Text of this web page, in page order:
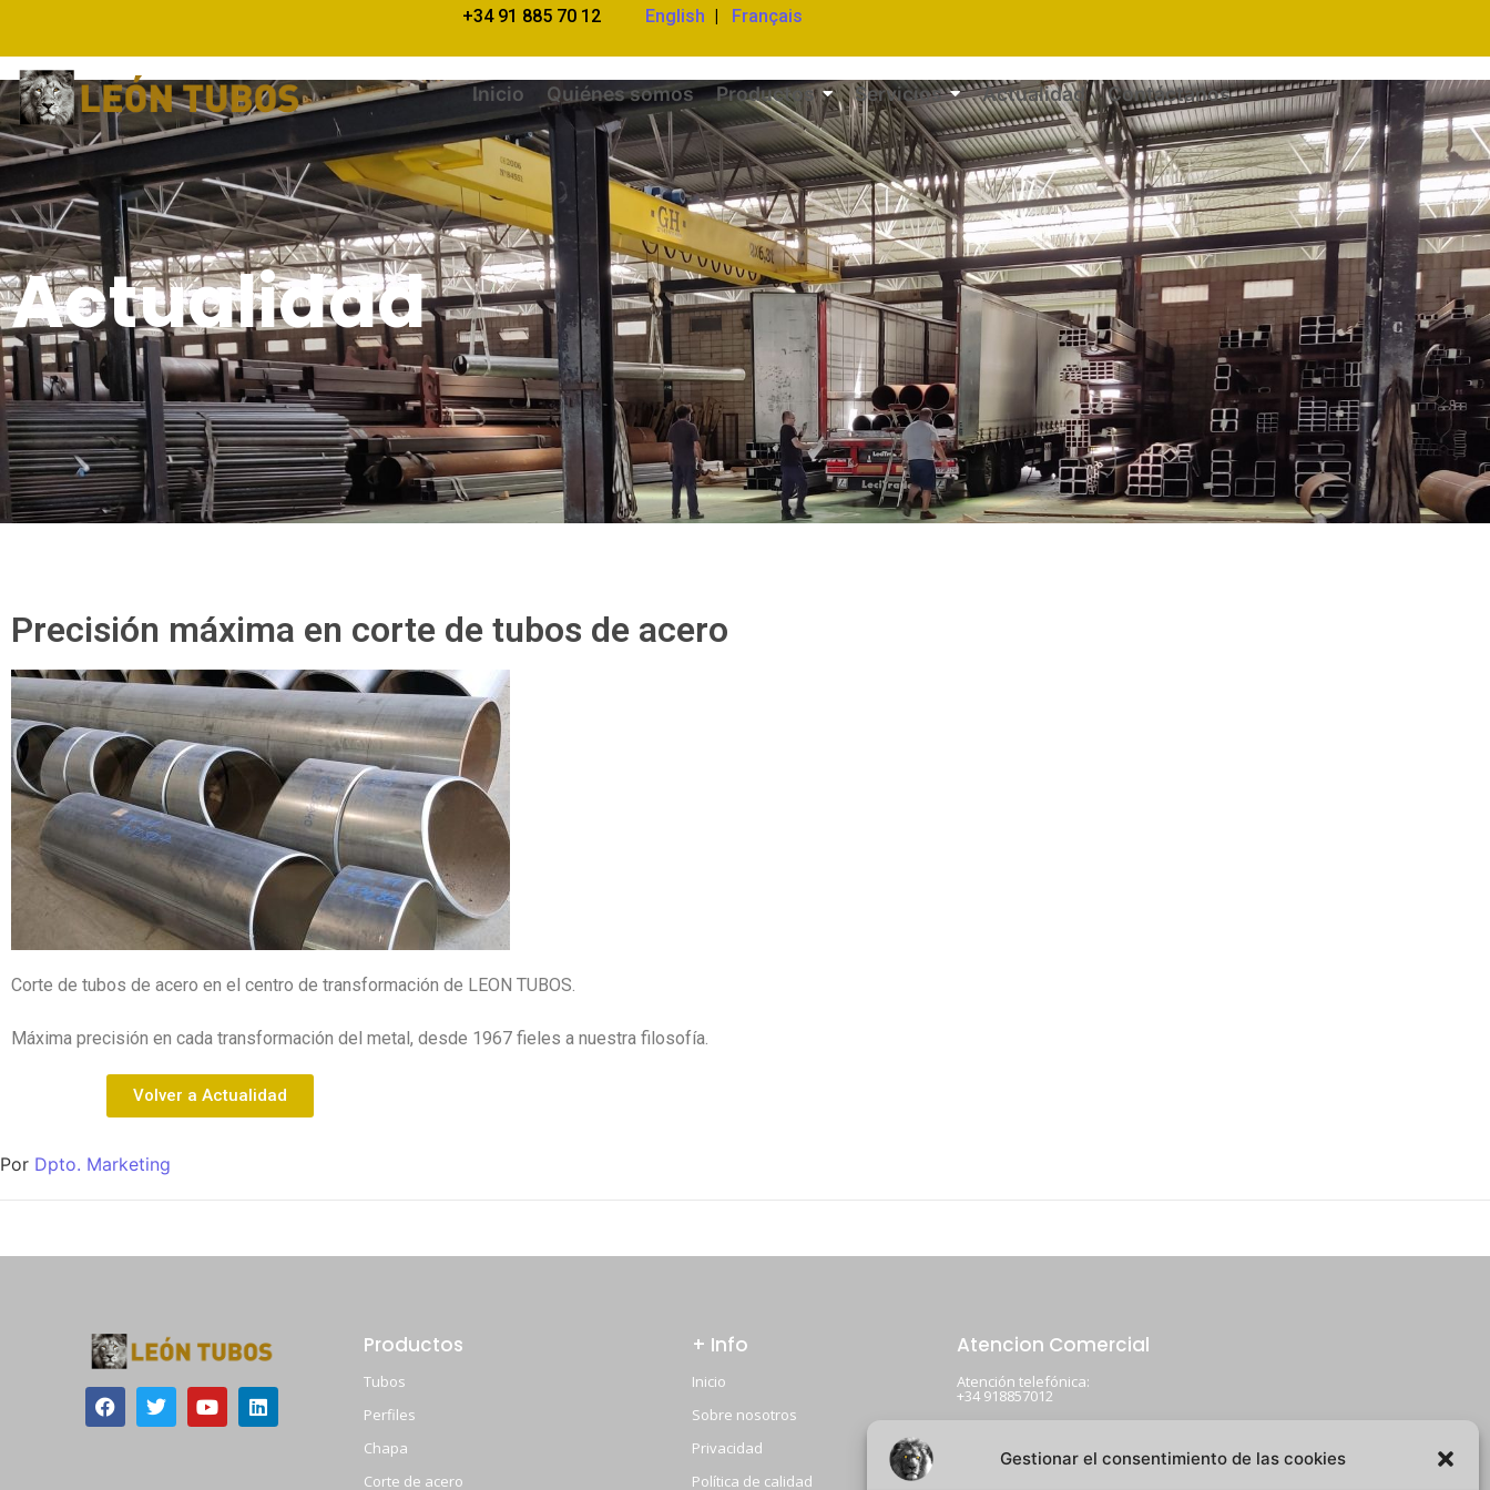
Gestionar el consentimiento de las cookies
+34 91 885 70 12 English | Français
Inicio Quiénes somos Productos Servicios Actualidad Contáctanos
Precision máxima en corte de acero
Actualidad
03/01/2026 / Comentarios desactivados
Actualidad
Precisión máxima en corte de tubos de acero
Corte de tubos de acero en el centro de transformación de LEON TUBOS.
Máxima precisión en cada transformación del metal, desde 1967 fieles a nuestra filosofía.
Volver a Actualidad
Por Dpto. Marketing
Productos
Tubos
Perfiles
Chapa
Corte de acero
+ Info
Inicio
Sobre nosotros
Privacidad
Política de calidad
Atencion Comercial
Atención telefónica:
+34 918857012